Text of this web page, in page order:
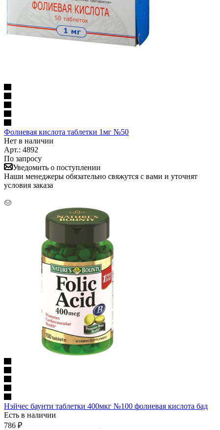
Фолиевая кислота таблетки 1мг №50
Нет в наличии
Арт.: 4892
По запросу
Уведомить о поступлении
Наши менеджеры обязательно свяжутся с вами и уточнят
условия заказа
Нэйчес баунти таблетки 400мкг №100 фолиевая кислота бад
Есть в наличии
786 ₽